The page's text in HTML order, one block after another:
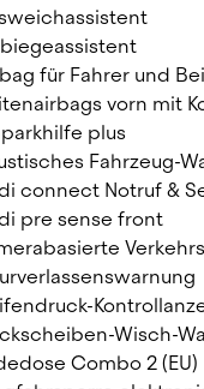
für Fahrer und
vorn mit
plus
Fahrzeug-
connect Notruf &
pre sense front
Wisch-
Combo 2 (EU)